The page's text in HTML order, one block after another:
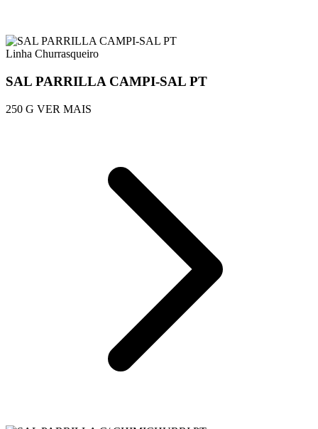
Linha Churrasqueiro
SAL PARRILLA CAMPI-SAL PT
250 G VER MAIS